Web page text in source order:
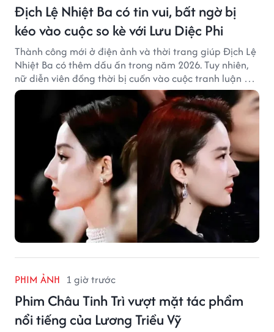
Địch Lệ Nhiệt Ba có tin vui, bất ngờ bị
kéo vào cuộc so kè với Lưu Diệc Phi
Thành công mới ở điện ảnh và thời trang giúp Địch Lệ
Nhiệt Ba có thêm dấu ấn trong năm 2026. Tuy nhiên,
nữ diễn viên đồng thời bị cuốn vào cuộc tranh luận với
Lưu Diệc Phi dù hai ngôi sao không có mâu thuẫn công
PHIM ẢNH 1 giờ trước
Phim Châu Tinh Trì vượt mặt tác phẩm
nổi tiếng của Lương Triều Vỹ